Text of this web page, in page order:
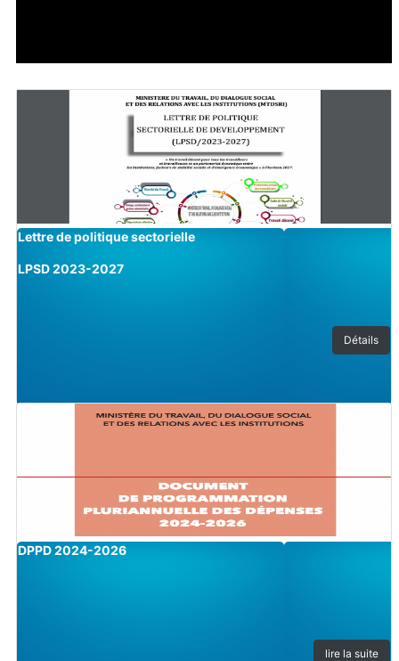
Lettre de politique sectorielle
LPSD 2023-2027
Détails
DPPD 2024-2026
lire la suite